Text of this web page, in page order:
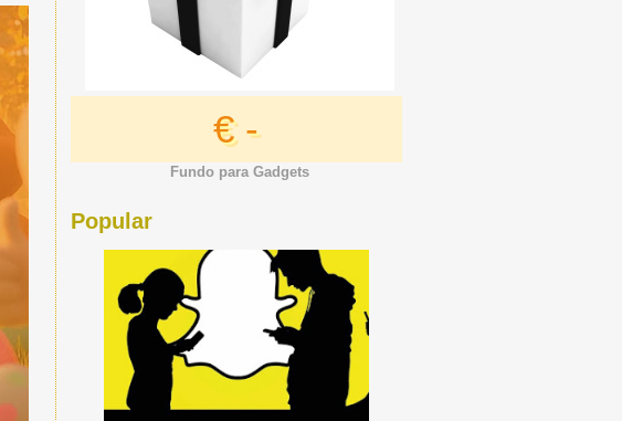
€ -
Fundo para Gadgets
Popular